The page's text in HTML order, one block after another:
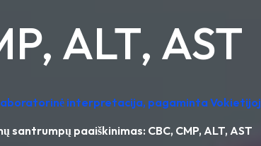
ALT, AST
interpretacija, pagaminta
santrumpų paaiškinimas: CBC, CMP, ALT, AST